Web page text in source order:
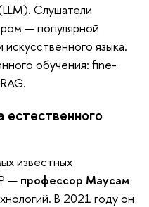
Слушатели
— популярной
языка.
обучения: fine-
естественного
известных
— профессор Маусам
В 2021 году он